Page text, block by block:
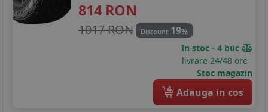
814 RON
1017 RON Discount 19%
In stoc - 4 buc
livrare 24/48 ore
Stoc magazin
4 Adauga in cos